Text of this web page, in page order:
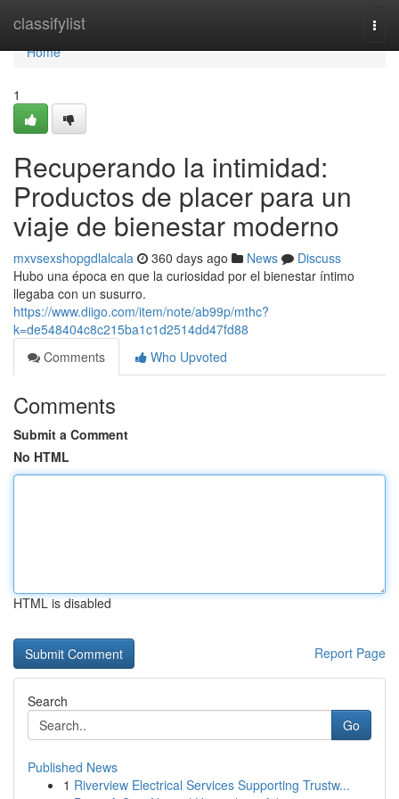
classifylist
Home
Home
1
Recuperando la intimidad:
Productos de placer para un
viaje de bienestar moderno
mxvsexshopgdlalcala 360 days ago News
Discuss
Hubo una época en que la curiosidad por el bienestar íntimo
llegaba con un susurro.
https://www.diigo.com/item/note/ab99p/mthc?
k=de548404c8c215ba1c1d2514dd47fd88
Comments
Who Upvoted
Comments
Submit a Comment
No HTML
HTML is disabled
Report Page
Search
Go
Published News
1 Riverview Electrical Services Supporting Trustw...